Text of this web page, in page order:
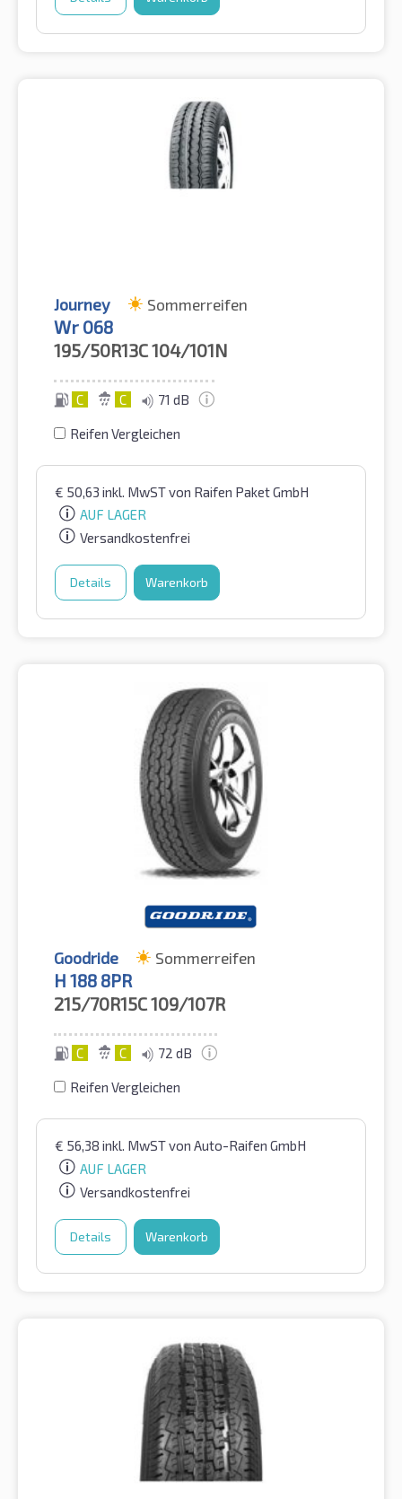
Journey Sommerreifen
Wr 068
195/50R13C104/101N
C C 71 dB
Reifen Vergleichen
€ 50,63 inkl. MwSTvon Raifen Paket GmbH
AUF LAGER
Versandkostenfrei
Details Warenkorb
Goodride Sommerreifen
H 188 8PR
215/70R15C109/107R
C C 72 dB
Reifen Vergleichen
€ 56,38 inkl. MwSTvon Auto-Raifen GmbH
AUF LAGER
Versandkostenfrei
Details Warenkorb